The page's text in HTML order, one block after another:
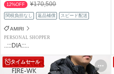
12%OFF ¥170,500
関税負担なし 返品補償 スピード配送
AMIRI
PERSONAL SHOPPER
..:::DIA:::..
タイムセール